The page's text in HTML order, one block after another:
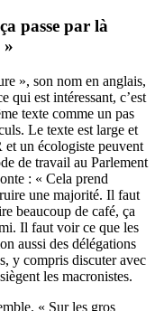
passe par là
»
», son nom en anglais,
qui est intéressant, c’est
texte comme un pas
Le texte est large et
un écologiste peuvent
de travail au Parlement
: « Cela prend
une majorité. Il faut
beaucoup de café, ça
Il faut voir ce que les
aussi des délégations
y compris discuter avec
les macronistes.
« Sur les gros